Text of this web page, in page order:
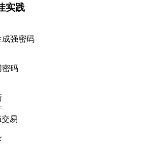
实践
成强密码
密码
易